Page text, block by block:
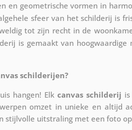
en geometrische vormen in
sfeer van het schilderij is
tot zijn recht in de
is gemaakt van
schilderijen?
hangen! Elk canvas schilderij
omzet in unieke en altijd
stijlvolle uitstraling met een foto